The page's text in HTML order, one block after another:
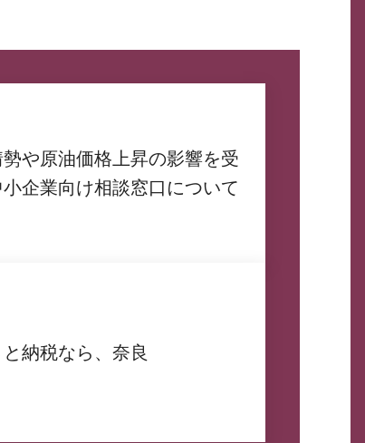
や原油価格上昇の影響を受
企業向け相談窓口について
納税なら、奈良